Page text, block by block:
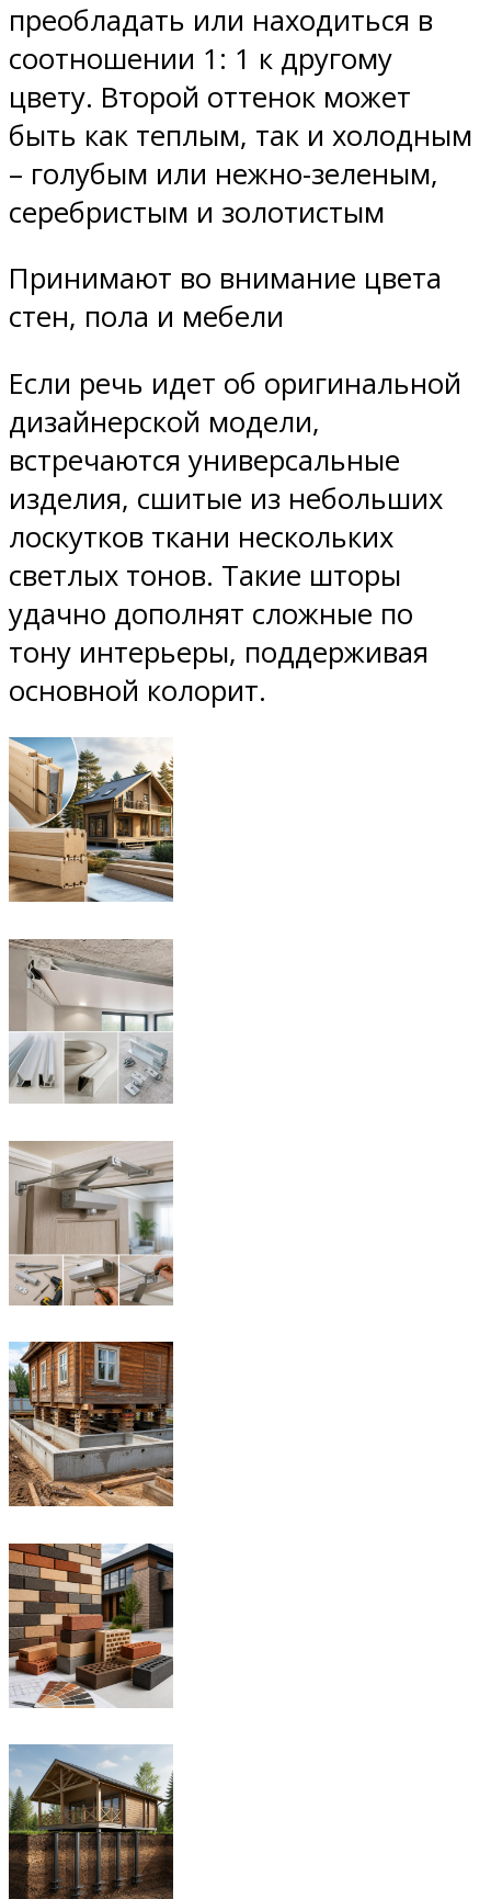
преобладать или находиться в
соотношении 1: 1 к другому
цвету. Второй оттенок может
быть как теплым, так и холодным
– голубым или нежно-зеленым,
серебристым и золотистым
Принимают во внимание цвета
стен, пола и мебели
Если речь идет об оригинальной
дизайнерской модели,
встречаются универсальные
изделия, сшитые из небольших
лоскутков ткани нескольких
светлых тонов. Такие шторы
удачно дополнят сложные по
тону интерьеры, поддерживая
основной колорит.